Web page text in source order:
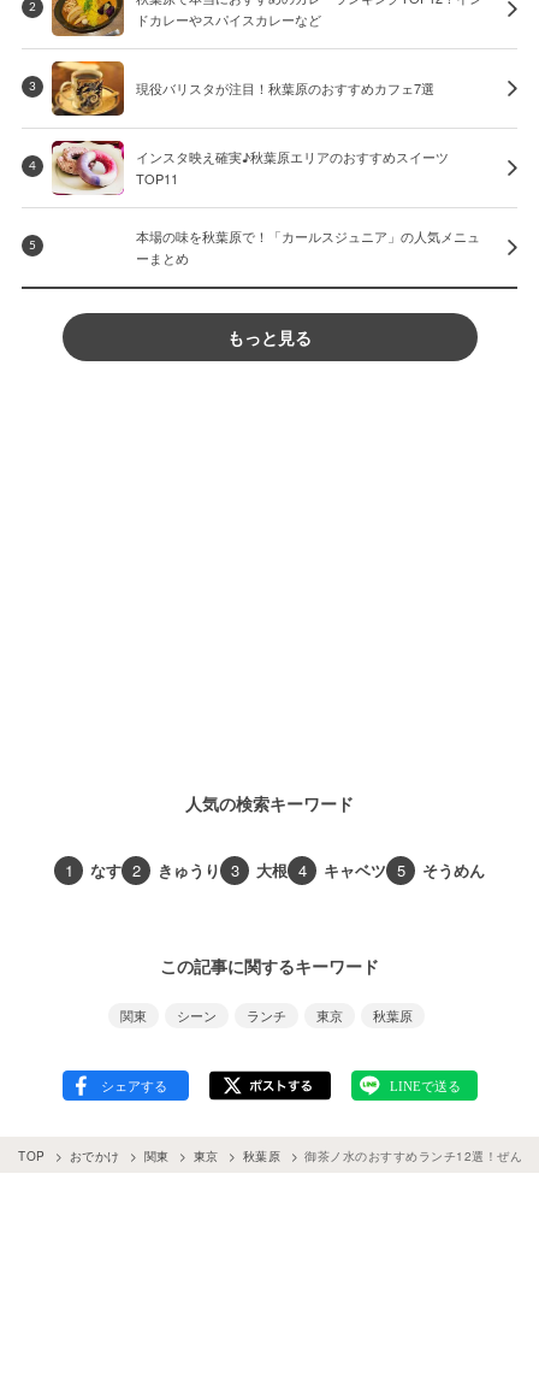
2
ドカレーやスパイスカレーなど
3 現役バリスタが注目！秋葉原のおすすめカフェ7選
4
インスタ映え確実♪秋葉原エリアのおすすめスイーツ
TOP11
5
本場の味を秋葉原で！「カールスジュニア」の人気メニュ
ーまとめ
もっと見る
人気の検索キーワード
1 なす 2 きゅうり 3 大根 4 キャベツ 5 そうめん
この記事に関するキーワード
関東 シーン ランチ 東京 秋葉原
TOP おでかけ 関東 東京 秋葉原 御茶ノ水のおすすめランチ12選！ぜん